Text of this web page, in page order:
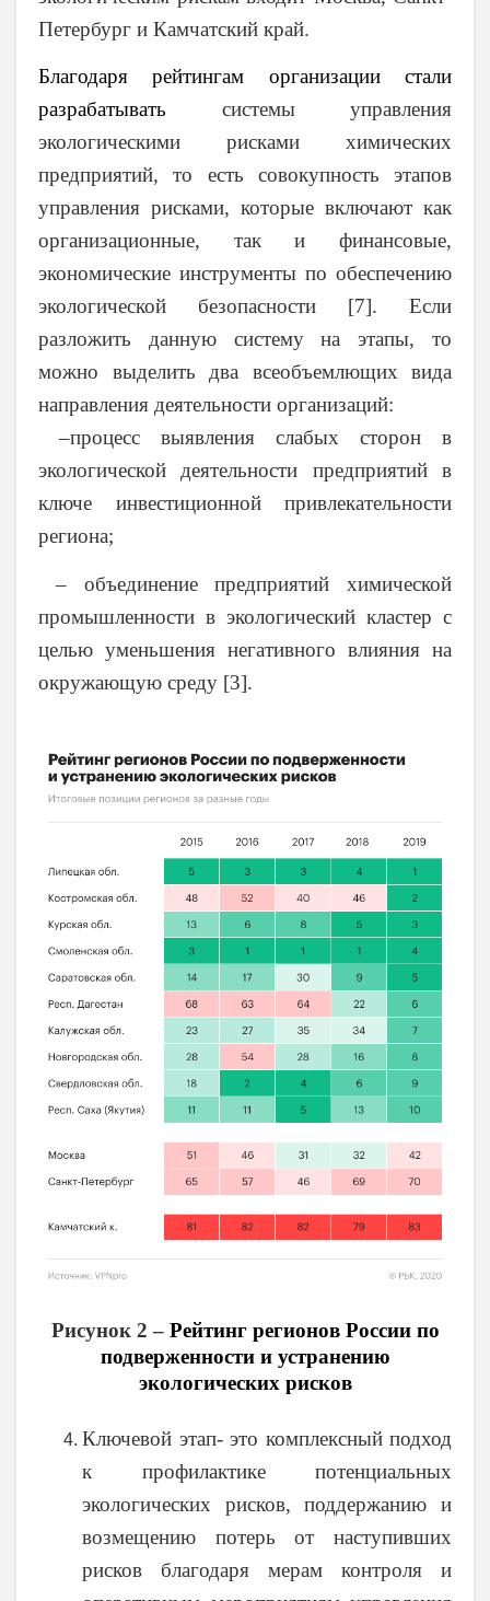
Петербург и Камчатский край.
Благодаря рейтингам организации стали
разрабатывать системы управления
экологическими рисками химических
предприятий, то есть совокупность этапов
управления рисками, которые включают как
организационные, так и финансовые,
экономические инструменты по обеспечению
экологической безопасности [7]. Если
разложить данную систему на этапы, то
можно выделить два всеобъемлющих вида
направления деятельности организаций:
–процесс выявления слабых сторон в
экологической деятельности предприятий в
ключе инвестиционной привлекательности
региона;
– объединение предприятий химической
промышленности в экологический кластер с
целью уменьшения негативного влияния на
окружающую среду [3].
Рисунок 2 – Рейтинг регионов России по
подверженности и устранению
экологических рисков
Ключевой этап- это комплексный подход
к профилактике потенциальных
экологических рисков, поддержанию и
возмещению потерь от наступивших
рисков благодаря мерам контроля и